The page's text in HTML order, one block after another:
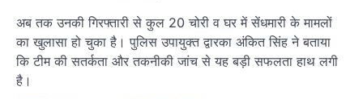
अब तक उनकी गिरफ्तारी से कुल 20 चोरी व घर में सेंधमारी के मामलों
का खुलासा हो चुका है। पुलिस उपायुक्त द्वारका अंकित सिंह ने बताया
कि टीम की सतर्कता और तकनीकी जांच से यह बड़ी सफलता हाथ लगी
है।